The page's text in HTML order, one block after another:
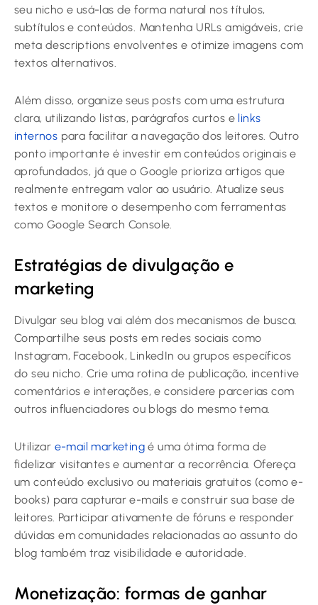
seu nicho e usá-las de forma natural nos títulos,
subtítulos e conteúdos. Mantenha URLs amigáveis, crie
meta descriptions envolventes e otimize imagens com
textos alternativos.
Além disso, organize seus posts com uma estrutura
clara, utilizando listas, parágrafos curtos e links
internos para facilitar a navegação dos leitores. Outro
ponto importante é investir em conteúdos originais e
aprofundados, já que o Google prioriza artigos que
realmente entregam valor ao usuário. Atualize seus
textos e monitore o desempenho com ferramentas
como Google Search Console.
Estratégias de divulgação e
marketing
Divulgar seu blog vai além dos mecanismos de busca.
Compartilhe seus posts em redes sociais como
Instagram, Facebook, LinkedIn ou grupos específicos
do seu nicho. Crie uma rotina de publicação, incentive
comentários e interações, e considere parcerias com
outros influenciadores ou blogs do mesmo tema.
Utilizar e-mail marketing é uma ótima forma de
fidelizar visitantes e aumentar a recorrência. Ofereça
um conteúdo exclusivo ou materiais gratuitos (como e-
books) para capturar e-mails e construir sua base de
leitores. Participar ativamente de fóruns e responder
dúvidas em comunidades relacionadas ao assunto do
blog também traz visibilidade e autoridade.
Monetização: formas de ganhar